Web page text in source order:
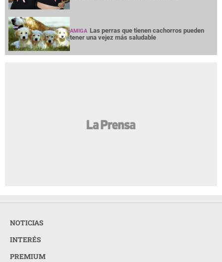
AMIGA Las perras que tienen cachorros pueden
tener una vejez más saludable
NOTICIAS
INTERÉS
PREMIUM